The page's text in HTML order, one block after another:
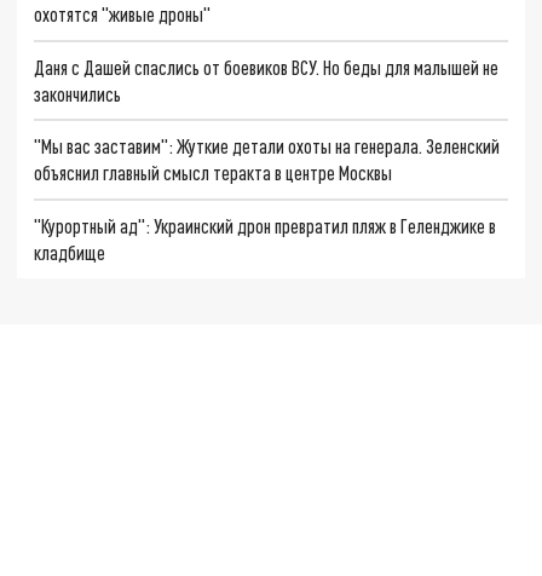
охотятся "живые дроны"
Даня с Дашей спаслись от боевиков ВСУ. Но беды для малышей не
закончились
"Мы вас заставим": Жуткие детали охоты на генерала. Зеленский
объяснил главный смысл теракта в центре Москвы
"Курортный ад": Украинский дрон превратил пляж в Геленджике в
кладбище